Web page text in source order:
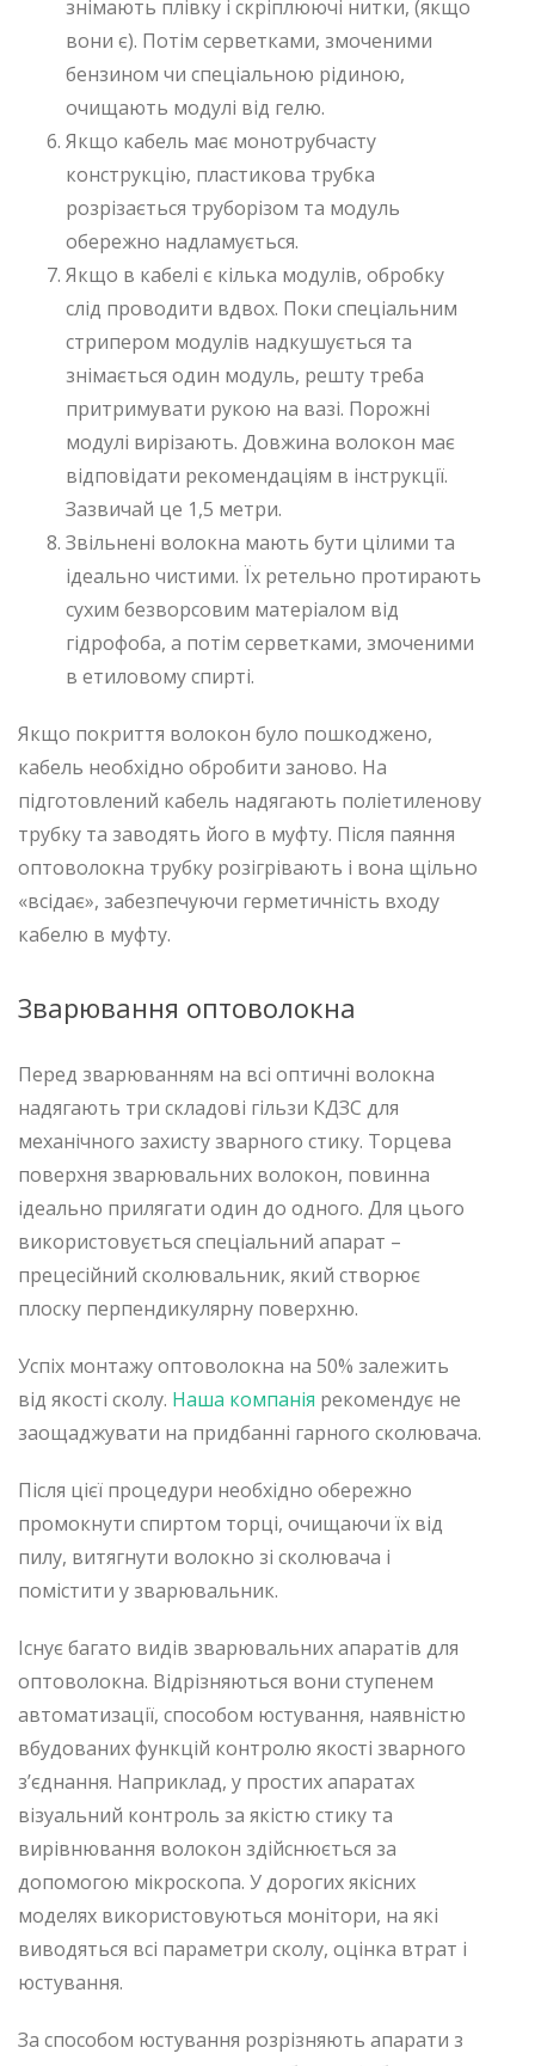
знімають плівку і скріплюючі нитки, (якщо
вони є). Потім серветками, змоченими
бензином чи спеціальною рідиною,
очищають модулі від гелю.
Якщо кабель має монотрубчасту
конструкцію, пластикова трубка
розрізається труборізом та модуль
обережно надламується.
Якщо в кабелі є кілька модулів, обробку
слід проводити вдвох. Поки спеціальним
стрипером модулів надкушується та
знімається один модуль, решту треба
притримувати рукою на вазі. Порожні
модулі вирізають. Довжина волокон має
відповідати рекомендаціям в інструкції.
Зазвичай це 1,5 метри.
Звільнені волокна мають бути цілими та
ідеально чистими. Їх ретельно протирають
сухим безворсовим матеріалом від
гідрофоба, а потім серветками, змоченими
в етиловому спирті.
Якщо покриття волокон було пошкоджено,
кабель необхідно обробити заново. На
підготовлений кабель надягають поліетиленову
трубку та заводять його в муфту. Після паяння
оптоволокна трубку розігрівають і вона щільно
«всідає», забезпечуючи герметичність входу
кабелю в муфту.
Зварювання оптоволокна
Перед зварюванням на всі оптичні волокна
надягають три складові гільзи КДЗС для
механічного захисту зварного стику. Торцева
поверхня зварювальних волокон, повинна
ідеально прилягати один до одного. Для цього
використовується спеціальний апарат –
прецесійний сколювальник, який створює
плоску перпендикулярну поверхню.
Успіх монтажу оптоволокна на 50% залежить
від якості сколу. Наша компанія рекомендує не
заощаджувати на придбанні гарного сколювача.
Після цієї процедури необхідно обережно
промокнути спиртом торці, очищаючи їх від
пилу, витягнути волокно зі сколювача і
помістити у зварювальник.
Існує багато видів зварювальних апаратів для
оптоволокна. Відрізняються вони ступенем
автоматизації, способом юстування, наявністю
вбудованих функцій контролю якості зварного
з’єднання. Наприклад, у простих апаратах
візуальний контроль за якістю стику та
вирівнювання волокон здійснюється за
допомогою мікроскопа. У дорогих якісних
моделях використовуються монітори, на які
виводяться всі параметри сколу, оцінка втрат і
юстування.
За способом юстування розрізняють апарати з